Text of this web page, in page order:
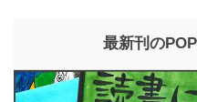
最新刊の